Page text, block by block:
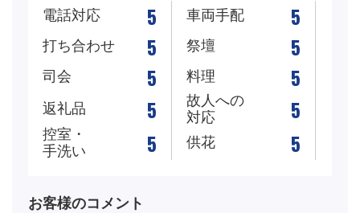
電話対応 5 車両手配 5
打ち合わせ 5 祭壇 5
司会 5 料理 5
返礼品 5
故人への
対応
5
控室・
手洗い
5 供花 5
お客様のコメント